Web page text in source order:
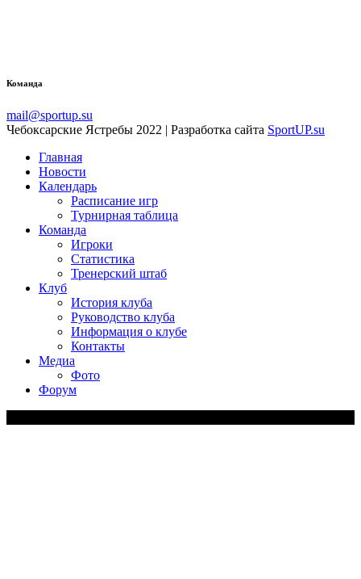
Команда
mail@sportup.su
Чебоксарские Ястребы 2022 | Разработка сайта SportUP.su
Главная
Новости
Календарь
Расписание игр
Турнирная таблица
Команда
Игроки
Статистика
Тренерский штаб
Клуб
История клуба
Руководство клуба
Информация о клубе
Контакты
Медиа
Фото
Форум